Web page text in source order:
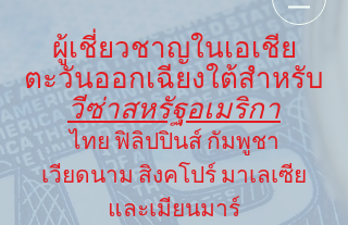
ผู้เชี่ยวชาญในเอเชีย
ตะวันออกเฉียงใต้สำหรับ
วีซ่าสหรัฐอเมริกา
ไทย ฟิลิปปินส์ กัมพูชา
เวียดนาม สิงคโปร์ มาเลเซีย
และเมียนมาร์